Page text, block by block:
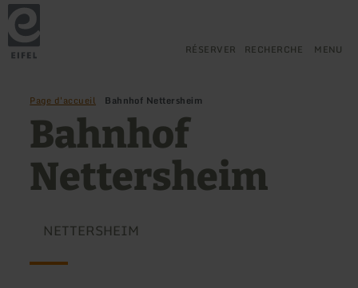
Retour
à
la
page
d'accueil
RÉSERVER RECHERCHE MENU
Page d'accueil Bahnhof Nettersheim
Bahnhof
Nettersheim
NETTERSHEIM